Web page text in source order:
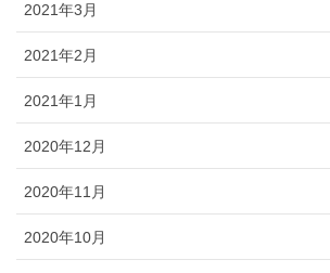
2021年3月
2021年2月
2021年1月
2020年12月
2020年11月
2020年10月